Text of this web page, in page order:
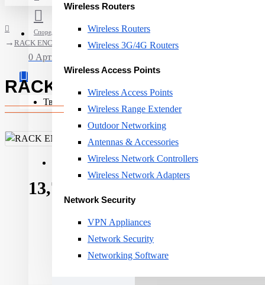
Спореди
0 Артикли - 0ден.
Твојата кошничка е празна!
Wireless Routers
Wireless Routers
Wireless 3G/4G Routers
Wireless Access Points
Wireless Access Points
Wireless Range Extender
Outdoor Networking
Antennas & Accessories
Wireless Network Controllers
Wireless Network Adapters
Network Security
VPN Appliances
Network Security
Networking Software
RACK ENCLOSURE 9U 19"/RBA-09-AS6-CAX-A1 TRITON
RACK ENCLOSURE 9U 19"/
Rack height:9U
13,724ден.